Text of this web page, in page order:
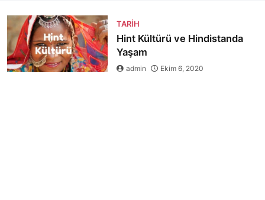
TARIH
Hint Kültürü ve Hindistanda
Yaşam
admin Ekim 6, 2020